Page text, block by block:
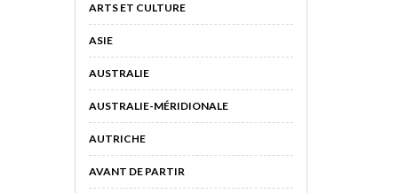
ARTS ET CULTURE
ASIE
AUSTRALIE
AUSTRALIE-MÉRIDIONALE
AUTRICHE
AVANT DE PARTIR